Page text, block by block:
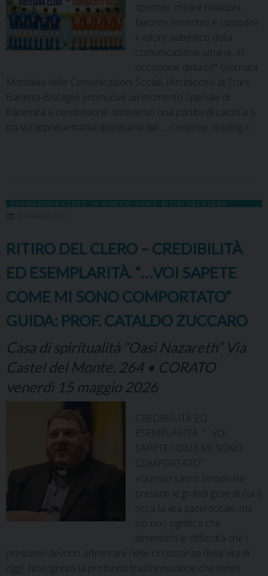
sportivo: creare relazioni,
favorire l’incontro e custodire
il valore autentico della
comunicazione umana. In
occasione della 60ª Giornata
Mondiale delle Comunicazioni Sociali, l’Arcidiocesi di Trani-
Barletta-Bisceglie promuove un momento speciale di
fraternità e condivisione attraverso una partita di calcio a 5
tra la rappresentativa diocesana del … Continue reading »
FORMAZIONE CLERO IN DIOCESI NEWS RITIRI DEL CLERO
18 MAGGIO 2026
RITIRO DEL CLERO – CREDIBILITÀ
ED ESEMPLARITÀ. “…VOI SAPETE
COME MI SONO COMPORTATO”
GUIDA: PROF. CATALDO ZUCCARO
Casa di spiritualità “Oasi Nazareth” Via
Castel del Monte, 264 • CORATO
venerdì 15 maggio 2026
CREDIBILITÀ ED
ESEMPLARITÀ. “…VOI
SAPETE COME MI SONO
COMPORTATO”
«Questo sacro Sinodo ha
presenti le grandi gioie di cui è
ricca la vita sacerdotale; ma
ciò non significa che
dimentichi le difficoltà che i
presbiteri devono affrontare nelle circostanze della vita di
oggi. Non ignora la profonda trasformazione che tempi